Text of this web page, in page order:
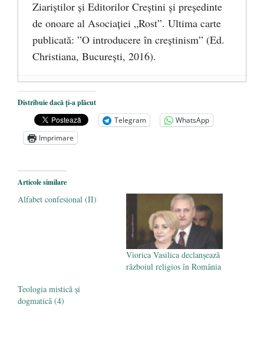
Ziariştilor şi Editorilor Creştini şi preşedinte
de onoare al Asociaţiei „Rost”. Ultima carte
publicată: ”O introducere în creștinism” (Ed.
Christiana, Bucureşti, 2016).
DANA KONYA-PETRIȘOR, ÎNTRU
VEȘNICĂ POMENIRE
- 17 martie 2021
ÎNĂLȚATU-S-A! - 28 mai 2020
Sic credo – Francisco Franco (1892-1975)
Distribuie dacă ți-a plăcut
Telegram
WhatsApp
Imprimare
Articole similare
Alfabet confesional (II)
Viorica Vasilica declanșează
războiul religios în România
Teologia mistică și
dogmatică (4)